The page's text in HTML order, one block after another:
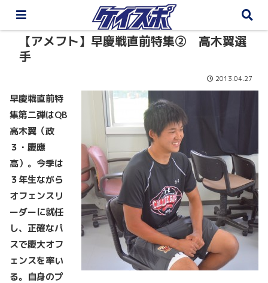
【アメフト】早慶戦直前特集② 高木翼選
手
2013.04.27
早慶戦直前特
集第二弾はQB
高木翼（政
３・慶應
高）。今季は
３年生ながら
オフェンスリ
ーダーに就任
し、正確なパ
スで慶大オフ
ェンスを率い
る。自身のプ